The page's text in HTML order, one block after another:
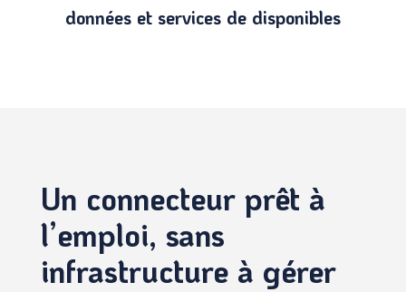
données et services de disponibles
Un connecteur prêt à
l’emploi, sans
infrastructure à gérer